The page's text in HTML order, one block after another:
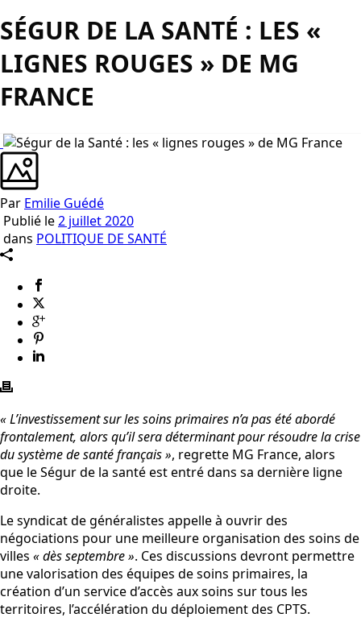
SÉGUR DE LA SANTÉ : LES «
LIGNES ROUGES » DE MG
FRANCE
Par Emilie Guédé
Publié le2 juillet 2020
dans POLITIQUE DE SANTÉ
« L’investissement sur les soins primaires n’a pas été abordé
frontalement, alors qu’il sera déterminant pour résoudre la crise
du système de santé français », regrette MG France, alors
que le Ségur de la santé est entré dans sa dernière ligne
droite.
Le syndicat de généralistes appelle à ouvrir des
négociations pour une meilleure organisation des soins de
villes « dès septembre ». Ces discussions devront permettre
une valorisation des équipes de soins primaires, la
création d’un service d’accès aux soins sur tous les
territoires, l’accélération du déploiement des CPTS.